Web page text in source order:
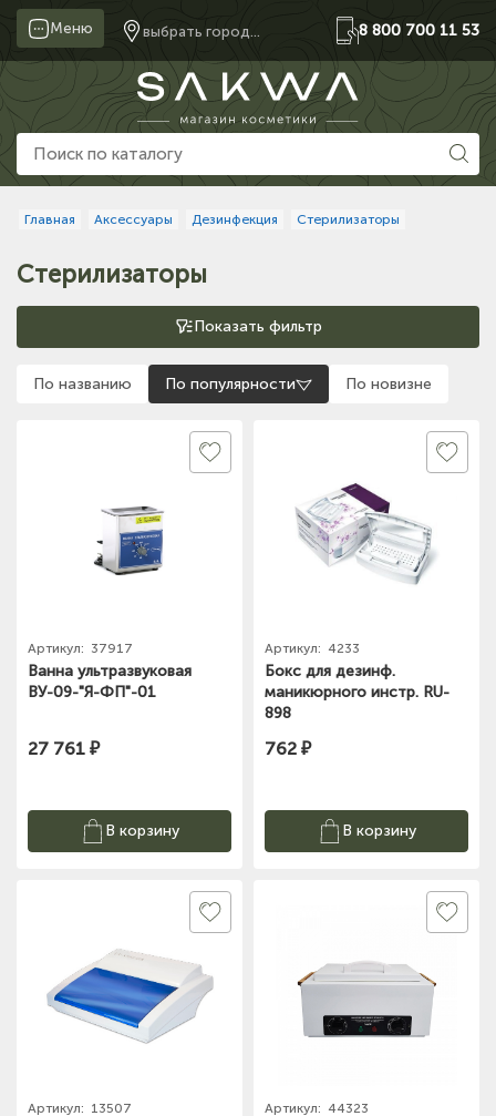
Меню выбрать город... 8 800 700 11 53
Главная Аксессуары Дезинфекция Стерилизаторы
Стерилизаторы
Показать фильтр
По названию По популярности По новизне
Артикул: 37917
Ванна ультразвуковая
ВУ-09-"Я-ФП"-01
27 761 ₽
В корзину
Артикул: 4233
Бокс для дезинф.
маникюрного инстр. RU-
898
762 ₽
В корзину
Артикул: 13507 Артикул: 44323